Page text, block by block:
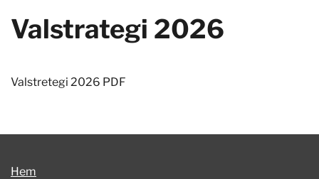
Valstrategi 2026
Valstretegi 2026 PDF
Hem